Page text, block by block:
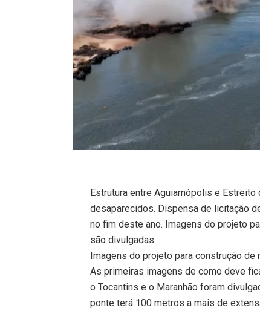
Estrutura entre Aguiarnópolis e
desaparecidos. Dispensa de licitação
no fim deste ano. Imagens do projeto
são divulgadas
Imagens do projeto para construção de
As primeiras imagens de como deve
o Tocantins e o Maranhão foram
ponte terá 100 metros a mais de